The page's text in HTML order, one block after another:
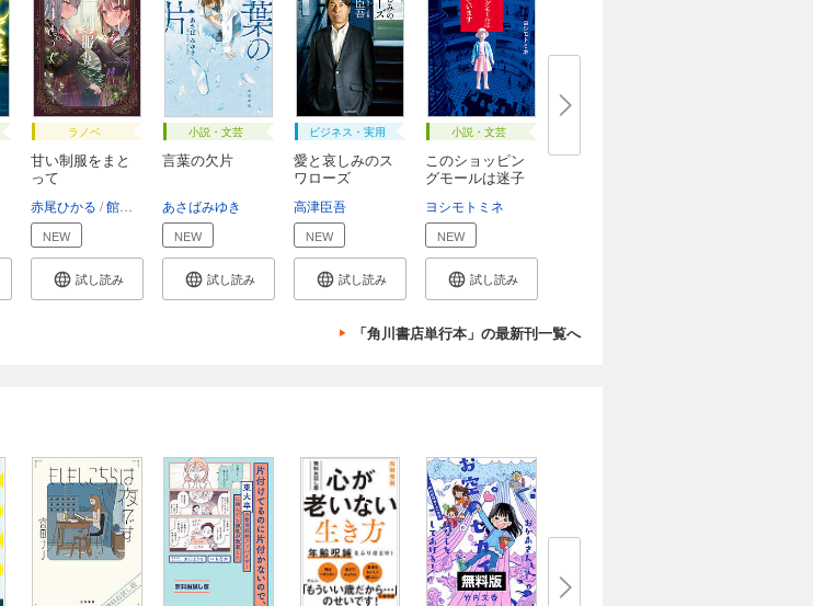
ラノベ
甘い制服をまと
って
赤尾ひかる 館田ダン
NEW
試し読み
小説・文芸
言葉の欠片
あさばみゆき
NEW
試し読み
ビジネス・実用
愛と哀しみのス
ワローズ
高津臣吾
NEW
試し読み
小説・文芸
このショッピン
グモールは迷子
ヨシモトミネ
NEW
試し読み
「角川書店単行本」の最新刊一覧へ